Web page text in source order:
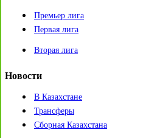
Премьер лига
Первая лига
Вторая лига
Новости
В Казахстане
Трансферы
Сборная Казахстана